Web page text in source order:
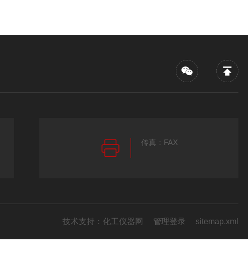
传真：FAX
技术支持： 化工仪器网 管理登录 sitemap.xml